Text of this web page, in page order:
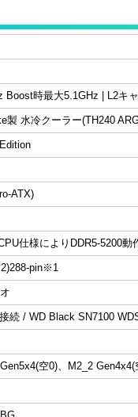
Boost時最大5.1GHz | L2キ
製 水冷クーラー(TH240
ATX)
仕様によりDDR5-5200動
pin※1
続 / WD Black SN7100
空0)、M2_2 Gen4x4(